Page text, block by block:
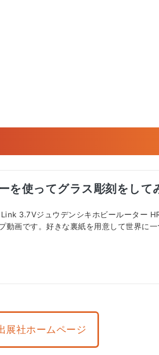
を使ってグラス彫刻をして
3.7Vジュウデンシキホビールーター
動画です。好きな裏紙を用意して世界に
展社ホームページ